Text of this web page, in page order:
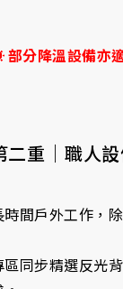
分降溫設備亦
二重｜職人
時間戶外工作，
區同步精選反光